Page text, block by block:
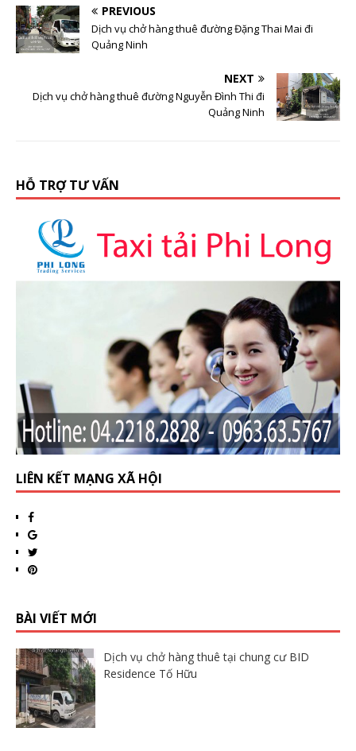
PREVIOUS
Dịch vụ chở hàng thuê đường Đặng Thai Mai đi
Quảng Ninh
NEXT
Dịch vụ chở hàng thuê đường Nguyễn Đình Thi đi
Quảng Ninh
HỖ TRỢ TƯ VẤN
LIÊN KẾT MẠNG XÃ HỘI
BÀI VIẾT MỚI
Dịch vụ chở hàng thuê tại chung cư BID
Residence Tố Hữu